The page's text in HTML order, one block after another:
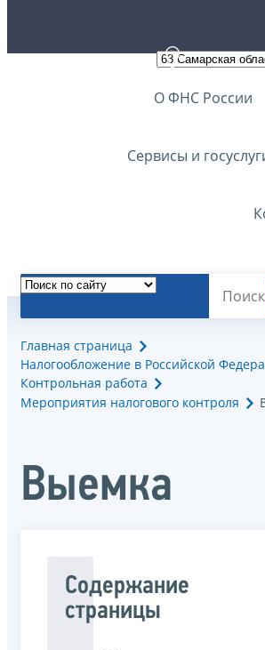
О ФНС России
Сервисы и
Главная страница
Налогообложение в Российской
Контрольная работа
Мероприятия налогового контроля
Выемка
Содержание
страницы